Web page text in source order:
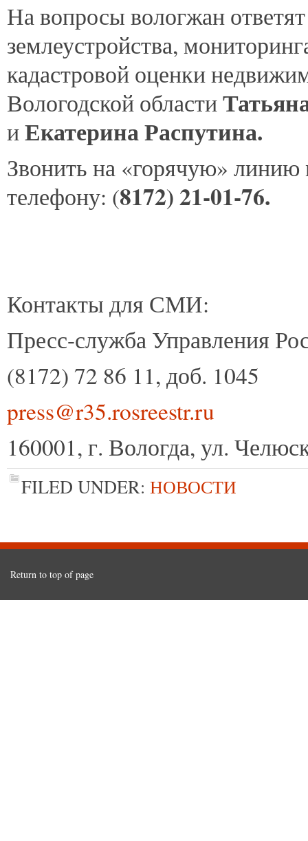
На вопросы вологжан
землеустройства,
кадастровой оценки
Вологодской области
иЕкатерина Распутина.
Звонить на «горячую»
телефону: (8172) 21-01-76.
Контакты для СМИ:
Пресс-служба Управления
(8172) 72 86 11, доб. 1045
press@r35.rosreestr.ru
160001, г. Вологда, ул.
FILED UNDER: НОВОСТИ
Return to top of page